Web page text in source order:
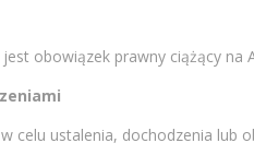
obowiązek prawny ciążący na
celu ustalenia, dochodzenia lub